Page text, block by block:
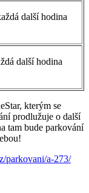
další hodina
další hodina
kterým se
prodlužuje o další
tam bude parkování
parkovani/a-273/